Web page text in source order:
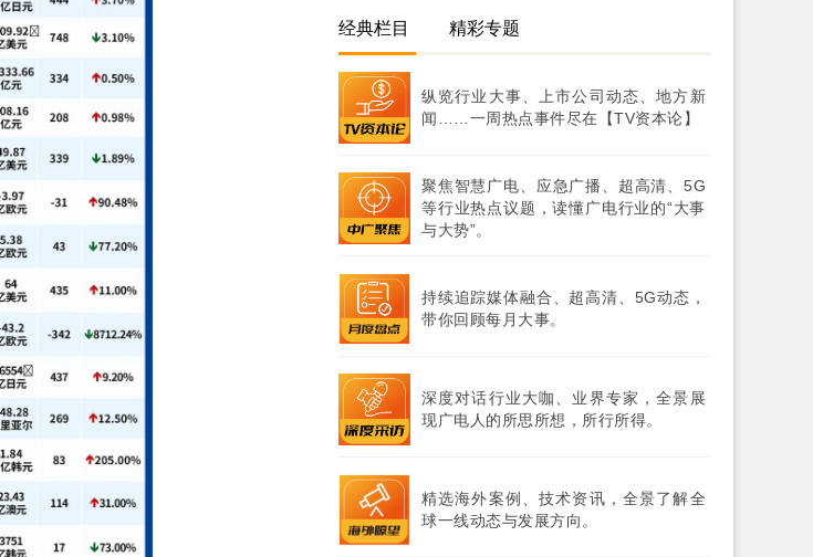
经典栏目 精彩专题
纵览行业大事、上市公司动态、地方新
闻……一周热点事件尽在【TV资本论】
聚焦智慧广电、应急广播、超高清、5G
等行业热点议题，读懂广电行业的“大事
与大势”。
持续追踪媒体融合、超高清、5G动态，
带你回顾每月大事。
深度对话行业大咖、业界专家，全景展
现广电人的所思所想，所行所得。
精选海外案例、技术资讯，全景了解全
球一线动态与发展方向。